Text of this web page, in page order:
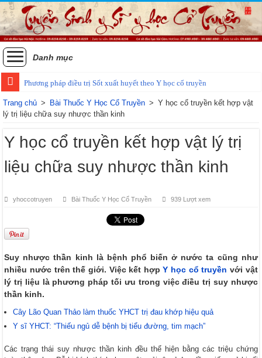
Danh mục
Phương pháp điều trị Sốt xuất huyết theo Y học cổ truyền
Các phương pháp điều trị zona thần kinh bằng Đông y
Trang chủ > Bài Thuốc Y Học Cổ Truyền > Y học cổ truyền kết hợp vật
lý trị liệu chữa suy nhược thần kinh
Y học cổ truyền kết hợp vật lý trị
liệu chữa suy nhược thần kinh
yhoccotruyen Bài Thuốc Y Học Cổ Truyền 939 Lượt xem
Suy nhược thần kinh là bệnh phổ biến ở nước ta cũng như
nhiều nước trên thế giới. Việc kết hợpY học cổ truyền với vật
lý trị liệu là phương pháp tối ưu trong việc điều trị suy nhược
thần kinh.
Cây Lão Quan Thảo làm thuốc YHCT trị đau khớp hiệu quả
Y sĩ YHCT: “Thiếu ngủ dễ bệnh bị tiểu đường, tim mạch”
Các trạng thái suy nhược thần kinh đều thể hiện bằng các triệu chứng